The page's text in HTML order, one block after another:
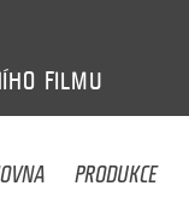
FILMU
PRODUKCE